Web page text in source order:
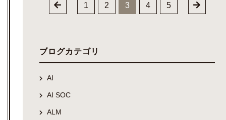
1 2 3 4 5
ブログカテゴリ
AI
AI SOC
ALM